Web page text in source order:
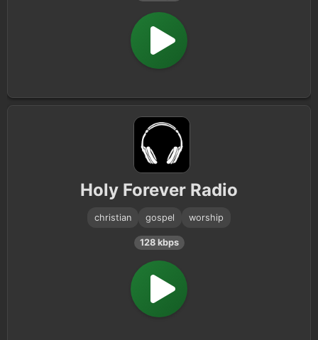
Holy Forever Radio
christian gospel worship
128 kbps